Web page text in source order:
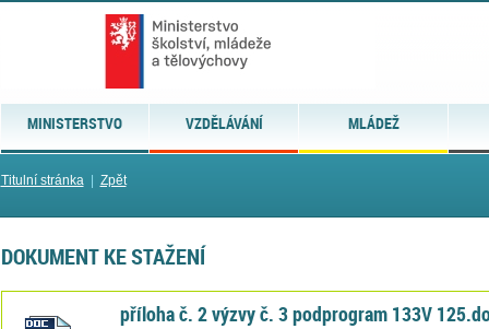
MINISTERSTVO VZDĚLÁVÁNÍ MLÁDEŽ
Titulní stránka| Zpět
DOKUMENT KE STAŽENÍ
příloha č. 2 výzvy č. 3 podprogram 133V